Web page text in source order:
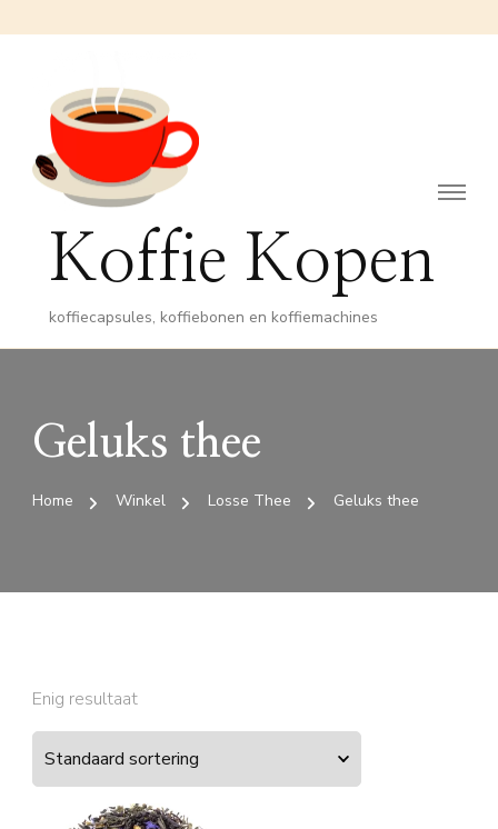
Koffie Kopen
koffiecapsules, koffiebonen en koffiemachines
Geluks thee
Home Winkel Losse Thee Geluks thee
Enig resultaat